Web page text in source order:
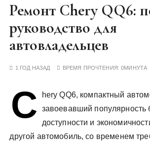
Ремонт Chery QQ6:
руководство для
автовладельцев
1 ГОД НАЗАД ВРЕМЯ ПРОЧТЕНИЯ:0МИНУТА
C
hery QQ6, компактный
завоевавший популярность
доступности и
другой автомобиль, со временем